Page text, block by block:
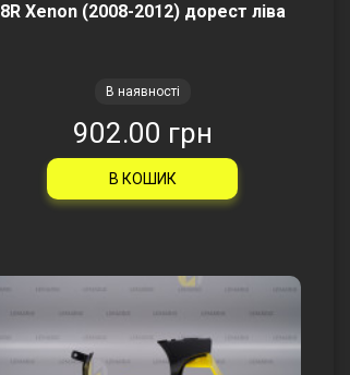
8R Xenon (2008-2012) дорест ліва
В наявності
902.00 грн
В КОШИК